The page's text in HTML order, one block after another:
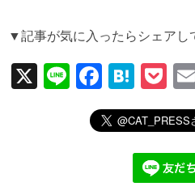
▼記事が気に入ったらシェアし
X
Li
F
a
c
H
at
e
n
a
P
o
ck
et